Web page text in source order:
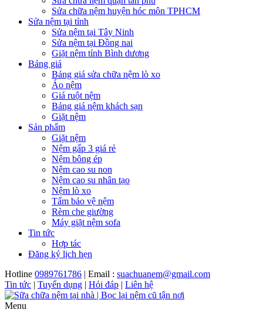
Sửa chữa nệm huyện hóc môn TPHCM
Sửa nệm tại tỉnh
Sửa nệm tại Tây Ninh
Sửa nệm tại Đồng nai
Giặt nệm tỉnh Bình dương
Bảng giá
Bảng giá sửa chữa nệm lò xo
Áo nệm
Giá ruột nệm
Bảng giá nệm khách sạn
Giặt nệm
Sản phẩm
Giặt nệm
Nệm gấp 3 giá rẻ
Nệm bông ép
Nệm cao su non
Nệm cao su nhân tạo
Nệm lò xo
Tấm bảo vệ nệm
Rèm che giường
Máy giặt nệm sofa
Tin tức
Hợp tác
Đăng ký lịch hẹn
Hotline 0989761786 | Email : suachuanem@gmail.com
Tin tức | Tuyển dụng | Hỏi đáp | Liên hệ
Menu